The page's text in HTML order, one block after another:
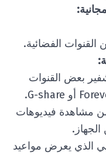
القنوات الفضائية.
بعض القنوات
مشاهدة فيديوهات
الذي يعرض مواعيد